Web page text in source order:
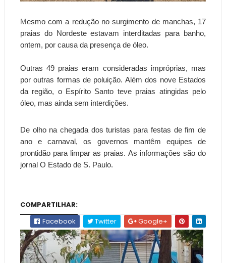
Mesmo com a redução no surgimento de manchas, 17
praias do Nordeste estavam interditadas para banho,
ontem, por causa da presença de óleo.
Outras 49 praias eram consideradas impróprias, mas
por outras formas de poluição. Além dos nove Estados
da região, o Espírito Santo teve praias atingidas pelo
óleo, mas ainda sem interdições.
De olho na chegada dos turistas para festas de fim de
ano e carnaval, os governos mantêm equipes de
prontidão para limpar as praias. As informações são do
jornal O Estado de S. Paulo.
COMPARTILHAR:
Facebook
Twitter Google+